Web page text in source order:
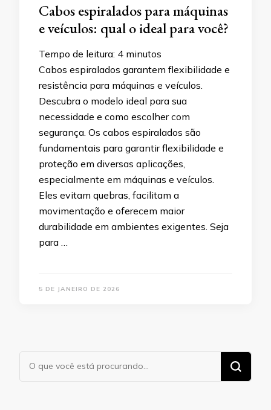
Cabos espiralados para máquinas
e veículos: qual o ideal para você?
Tempo de leitura: 4 minutos
Cabos espiralados garantem flexibilidade e
resistência para máquinas e veículos.
Descubra o modelo ideal para sua
necessidade e como escolher com
segurança. Os cabos espiralados são
fundamentais para garantir flexibilidade e
proteção em diversas aplicações,
especialmente em máquinas e veículos.
Eles evitam quebras, facilitam a
movimentação e oferecem maior
durabilidade em ambientes exigentes. Seja
para …
5 DE JANEIRO DE 2026
Procurando
algo?